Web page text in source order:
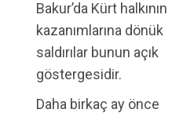
Bakur’da Kürt halkının
kazanımlarına dönük
saldırılar bunun açık
göstergesidir.
Daha birkaç ay önce